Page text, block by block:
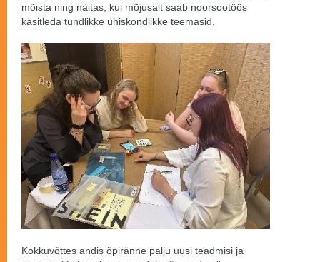
mõista ning näitas, kui mõjusalt saab noorsootöös
käsitleda tundlikke ühiskondlikke teemasid.
Kokkuvõttes andis õpiränne palju uusi teadmisi ja